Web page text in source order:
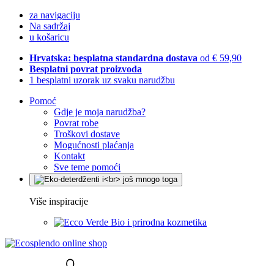
za navigaciju
Na sadržaj
u košaricu
Hrvatska: besplatna standardna dostava od € 59,90
Besplatni povrat proizvoda
1 besplatni uzorak uz svaku narudžbu
Pomoć
Gdje je moja narudžba?
Povrat robe
Troškovi dostave
Mogućnosti plaćanja
Kontakt
Sve teme pomoći
Više inspiracije
Bio i prirodna kozmetika